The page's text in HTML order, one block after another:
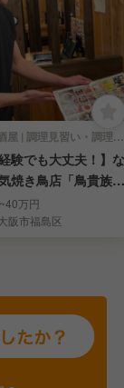
焼き鳥, 居酒屋 | 調理見習い・調理補助
経験でも大丈夫！】な
焼き鳥店「鳥貴族」
ッフ募集
万円
阪市福島区